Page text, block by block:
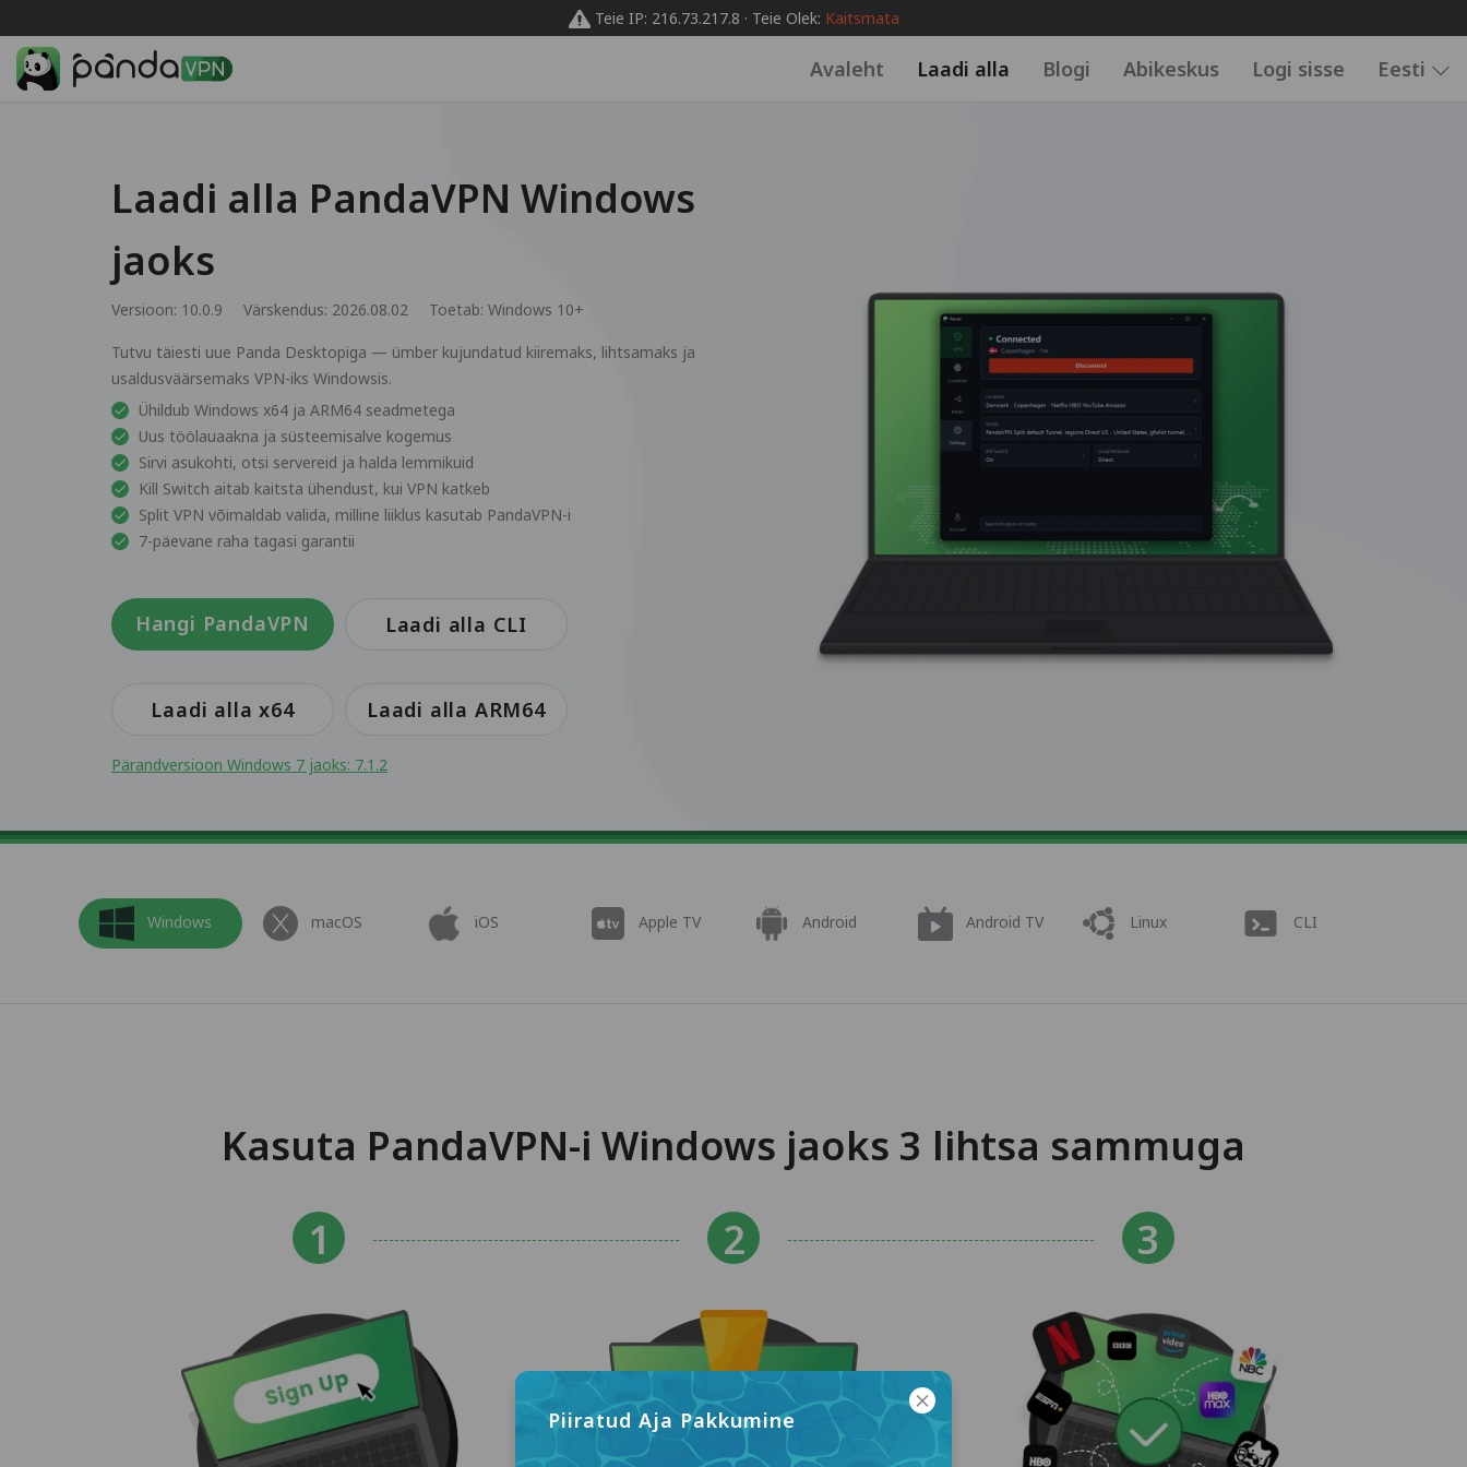
Teie IP: 216.73.217.8 · Teie Olek: Kaitsmata
Avaleht Laadi alla Blogi Abikeskus Logi sisse Eesti
Laadi alla PandaVPN Windows
jaoks
Versioon: 10.0.9 Värskendus: 2026.08.02 Toetab: Windows 10+
Tutvu täiesti uue Panda Desktopiga — ümber kujundatud kiiremaks, lihtsamaks ja
usaldusväärsemaks VPN-iks Windowsis.
Ühildub Windows x64 ja ARM64 seadmetega
Uus töölauaakna ja süsteemisalve kogemus
Sirvi asukohti, otsi servereid ja halda lemmikuid
Kill Switch aitab kaitsta ühendust, kui VPN katkeb
Split VPN võimaldab valida, milline liiklus kasutab PandaVPN-i
7-päevane raha tagasi garantii
Hangi PandaVPN Laadi alla CLI
Laadi alla x64 Laadi alla ARM64
Pärandversioon Windows 7 jaoks: 7.1.2
Windows macOS iOS Apple TV Android Android TV Linux CLI
Kasuta PandaVPN-i Windows jaoks 3 lihtsa sammuga
Piiratud Aja Pakkumine